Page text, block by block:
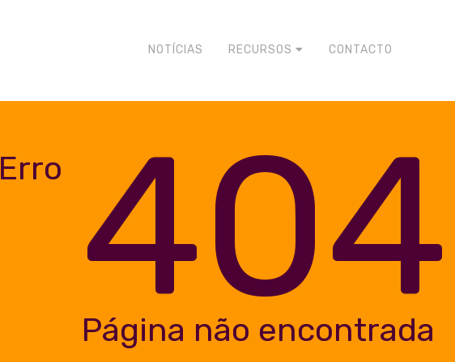
NOTÍCIAS RECURSOS CONTACTO
Erro 404
Página não encontrada